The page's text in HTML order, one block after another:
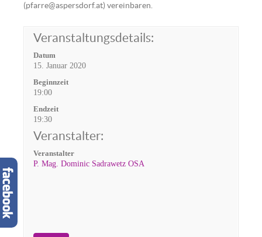
(pfarre@aspersdorf.at) vereinbaren.
Veranstaltungsdetails:
Datum
15. Januar 2020
Beginnzeit
19:00
Endzeit
19:30
Veranstalter:
Veranstalter
P. Mag. Dominic Sadrawetz OSA